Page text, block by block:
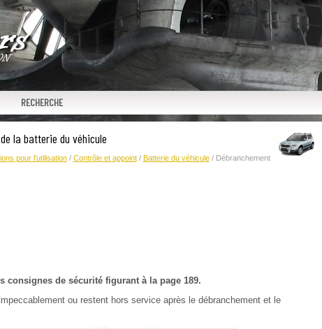
RECHERCHE
la batterie du véhicule
pour l'utilisation/ Contrôle et appoint/ Batterie du véhicule/ Débranchement
de sécurité figurant à la page 189.
ou restent hors service après le débranchement et le